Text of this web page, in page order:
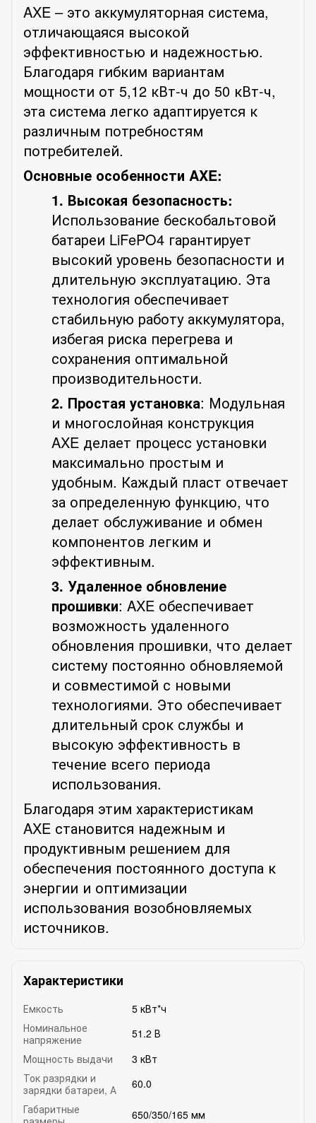
AXE – это аккумуляторная система,
отличающаяся высокой
эффективностью и надежностью.
Благодаря гибким вариантам
мощности от 5,12 кВт-ч до 50 кВт-ч,
эта система легко адаптируется к
различным потребностям
потребителей.
Основные особенности AXE:
1. Высокая безопасность:
Использование бескобальтовой
батареи LiFePO4 гарантирует
высокий уровень безопасности и
длительную эксплуатацию. Эта
технология обеспечивает
стабильную работу аккумулятора,
избегая риска перегрева и
сохранения оптимальной
производительности.
2. Простая установка: Модульная
и многослойная конструкция
AXE делает процесс установки
максимально простым и
удобным. Каждый пласт отвечает
за определенную функцию, что
делает обслуживание и обмен
компонентов легким и
эффективным.
3. Удаленное обновление
прошивки: AXE обеспечивает
возможность удаленного
обновления прошивки, что делает
систему постоянно обновляемой
и совместимой с новыми
технологиями. Это обеспечивает
длительный срок службы и
высокую эффективность в
течение всего периода
использования.
Благодаря этим характеристикам
AXE становится надежным и
продуктивным решением для
обеспечения постоянного доступа к
энергии и оптимизации
использования возобновляемых
источников.
Характеристики
Емкость
5 кВт*ч
Номинальное
напряжение
51.2 В
Мощность выдачи
3 кВт
Ток разрядки и
зарядки батареи, А
60.0
Габаритные
650/350/165 мм